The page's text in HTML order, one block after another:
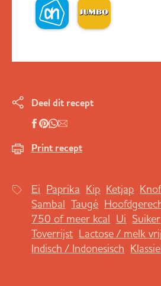
Deel dit recept
Print recept
Ei Paprika Kip Ketjap
Sambal Taugé
750 of meer kcal Ui Suiker
Toverrijst Lactose / melk vrij
Indisch / Indonesisch